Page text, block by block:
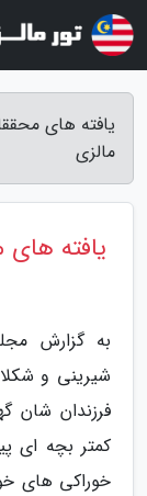
یافته های
مالزی
یافته های
به گزارش
شیرینی و
فرزندان شان
کمتر بچه ای
خوراکی های